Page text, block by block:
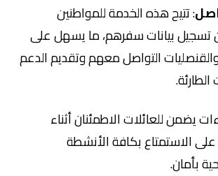
: تتيح هذه الخدمة للمواطنين
تسجيل بيانات سفرهم، ما يسهل على
التواصل معهم وتقديم الدعم
يضمن للعائلات الاطمئنان أثناء
الاستمتاع بكافة الأنشطة
بأمان.